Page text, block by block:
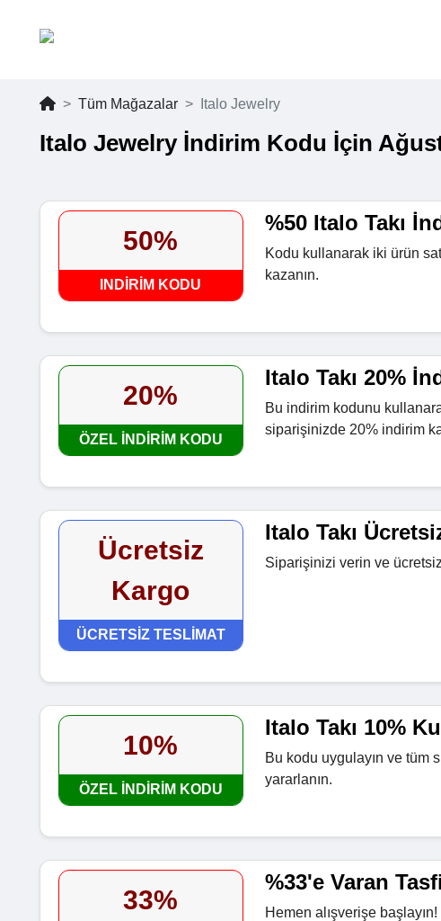
Tüm Mağazalar Italo Jewelry
Italo Jewelry İndirim Kodu İçin
50%
INDIRIM KODU
%50 Italo Takı
Kodu kullanarak iki ürün
kazanın.
20%
ÖZEL INDIRIM KODU
Italo Takı 20%
Bu indirim kodunu
siparişinizde 20% indirim
Ücretsiz
Kargo
ÜCRETSIZ TESLIMAT
Italo Takı
Siparişinizi verin ve
10%
ÖZEL INDIRIM KODU
Italo Takı 10%
Bu kodu uygulayın ve tüm
yararlanın.
33%
%33'e Varan
Hemen alışverişe